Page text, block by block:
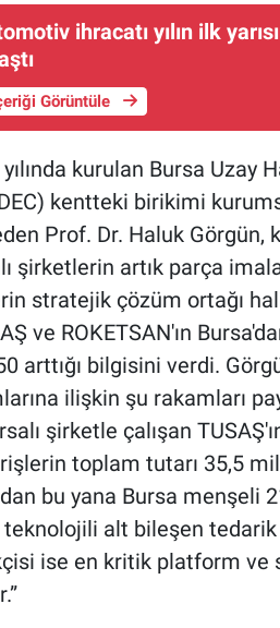
ihracatı yılın ilk yarısında 20,8
Görüntüle
kurulan Bursa Uzay
kentteki birikimi
Prof. Dr. Haluk Görgün,
şirketlerin artık parça
stratejik çözüm ortağı
ve ROKETSAN'ın
arttığı bilgisini verdi.
ilişkin şu rakamları
şirketle çalışan
toplam tutarı 35,5
bu yana Bursa menşeli
alt bileşen tedarik
ise en kritik platform ve